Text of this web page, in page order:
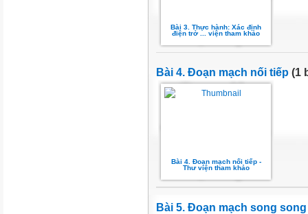
Bài 3. Thực hành: Xác định
điện trở ... viện tham khảo
Bài 4. Đoạn mạch nối tiếp (1
Bài 4. Đoạn mạch nối tiếp -
Thư viện tham khảo
Bài 5. Đoạn mạch song song